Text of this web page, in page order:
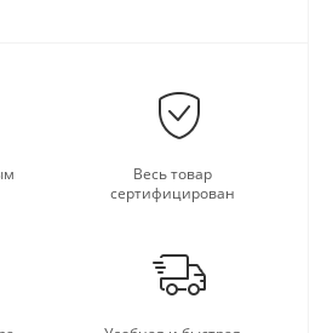
Весь товар
сертифицирован